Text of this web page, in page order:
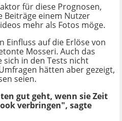
für diese Prognosen,
Beiträge einem Nutzer
mehr als Fotos möge.
Einfluss auf die Erlöse von
Mosseri. Auch das
in den Tests nicht
hätten aber gezeigt,
seien.
gut geht, wenn sie Zeit
verbringen", sagte